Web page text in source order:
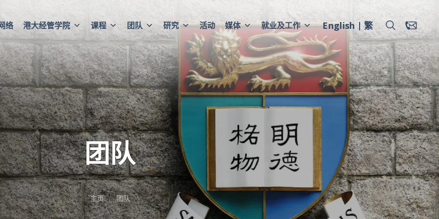
络 港大经管学院 课程 团队 研究 活动 媒体 就业及工作 English 繁
团队
主页 团队